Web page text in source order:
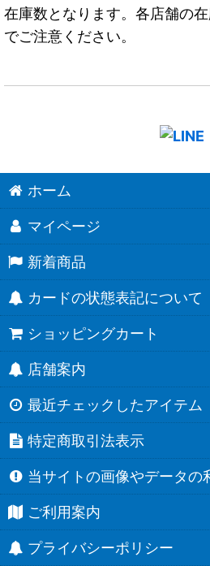
在庫数となります。各店舗の
でご注意ください。
ホーム
マイページ
新着商品
カードの状態表記について
ショッピングカート
店舗案内
最近チェックしたアイテム
特定商取引法表示
当サイトの画像やデータの
ご利用案内
プライバシーポリシー